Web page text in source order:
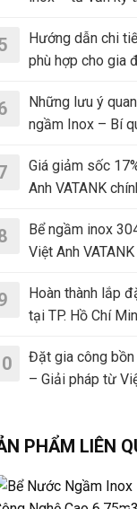
Hướng dẫn chi
phù hợp cho gia
Những lưu ý
ngầm Inox – Bí
Giá giảm sốc
Anh VATANK
Bể ngầm inox
Việt Anh VATANK
Hoàn thành lắp
tại TP. Hồ Chí
Đặt gia công
– Giải pháp từ
PHẨM LIÊN